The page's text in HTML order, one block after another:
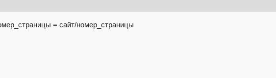
= сайт/номер_страницы